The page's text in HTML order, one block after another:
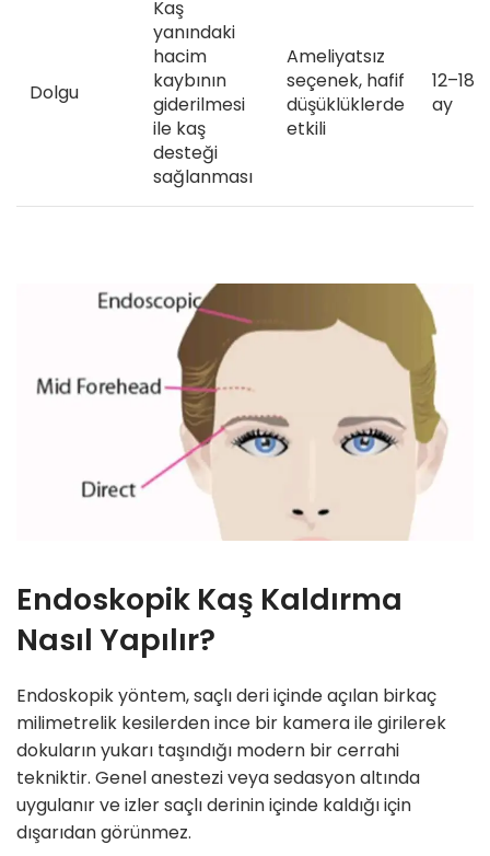
Dolgu
Kaş
yanındaki
hacim
kaybının
giderilmesi
ile kaş
desteği
sağlanması
Ameliyatsız
seçenek, hafif
düşüklüklerde
etkili
12–18
ay
Endoskopik Kaş Kaldırma
Nasıl Yapılır?
Endoskopik yöntem, saçlı deri içinde açılan birkaç
milimetrelik kesilerden ince bir kamera ile girilerek
dokuların yukarı taşındığı modern bir cerrahi
tekniktir. Genel anestezi veya sedasyon altında
uygulanır ve izler saçlı derinin içinde kaldığı için
dışarıdan görünmez.